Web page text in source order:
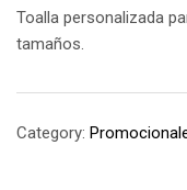
Toalla personalizada
tamaños.
Category: